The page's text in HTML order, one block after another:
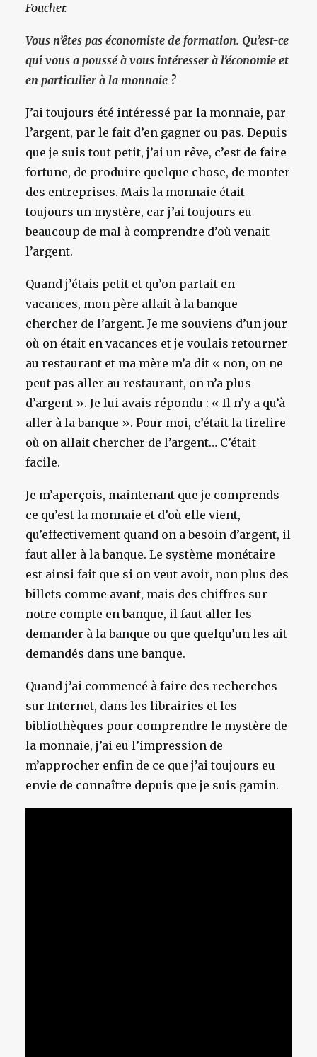
Foucher.
Vous n’êtes pas économiste de formation. Qu’est-ce
qui vous a poussé à vous intéresser à l’économie et
en particulier à la monnaie ?
J’ai toujours été intéressé par la monnaie, par
l’argent, par le fait d’en gagner ou pas. Depuis
que je suis tout petit, j’ai un rêve, c’est de faire
fortune, de produire quelque chose, de monter
des entreprises. Mais la monnaie était
toujours un mystère, car j’ai toujours eu
beaucoup de mal à comprendre d’où venait
l’argent.
Quand j’étais petit et qu’on partait en
vacances, mon père allait à la banque
chercher de l’argent. Je me souviens d’un jour
où on était en vacances et je voulais retourner
au restaurant et ma mère m’a dit « non, on ne
peut pas aller au restaurant, on n’a plus
d’argent ». Je lui avais répondu : « Il n’y a qu’à
aller à la banque ». Pour moi, c’était la tirelire
où on allait chercher de l’argent… C’était
facile.
Je m’aperçois, maintenant que je comprends
ce qu’est la monnaie et d’où elle vient,
qu’effectivement quand on a besoin d’argent, il
faut aller à la banque. Le système monétaire
est ainsi fait que si on veut avoir, non plus des
billets comme avant, mais des chiffres sur
notre compte en banque, il faut aller les
demander à la banque ou que quelqu’un les ait
demandés dans une banque.
Quand j’ai commencé à faire des recherches
sur Internet, dans les librairies et les
bibliothèques pour comprendre le mystère de
la monnaie, j’ai eu l’impression de
m’approcher enfin de ce que j’ai toujours eu
envie de connaître depuis que je suis gamin.